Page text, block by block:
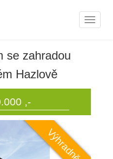
se zahradou
Hazlově
,-